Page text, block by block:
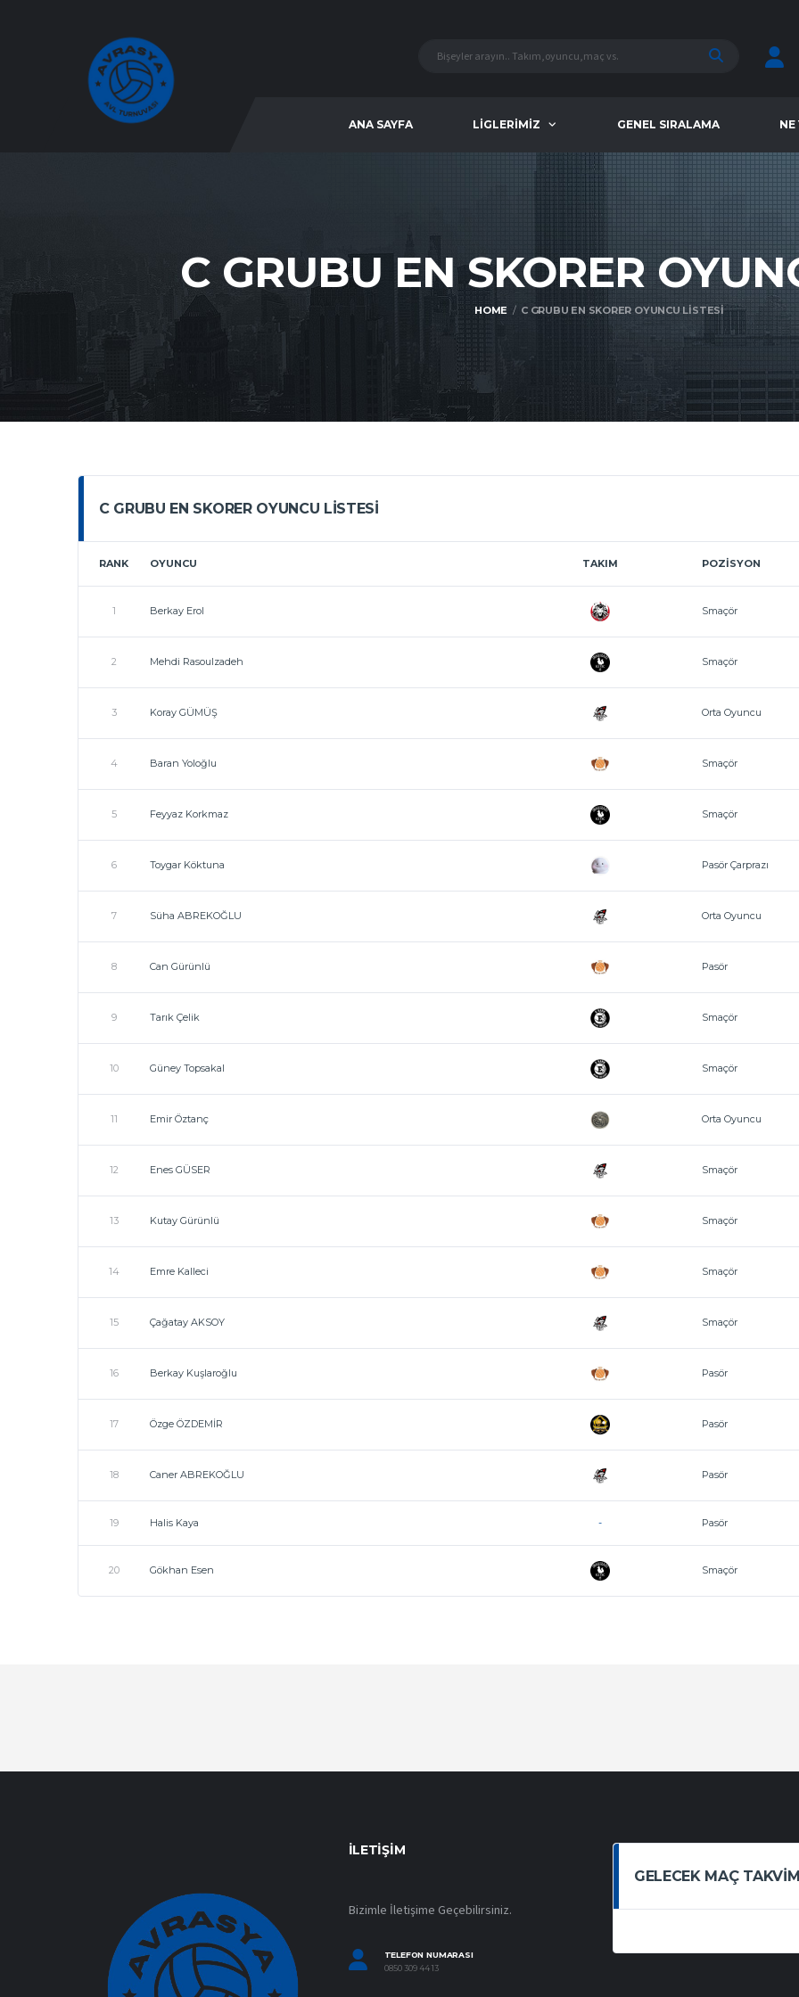
ANA SAYFA LIGLERIMIZ GENEL SIRALAMA NE
C GRUBU EN SKORER
HOME C GRUBU EN SKORER OYUNCU LISTESI
C GRUBU EN SKORER OYUNCU LISTESI
RANK OYUNCU TAKIM POZISYON
1 Berkay Erol Smaçör
2 Mehdi Rasoulzadeh Smaçör
3 Koray GÜMÜŞ Orta Oyuncu
4 Baran Yoloğlu Smaçör
5 Feyyaz Korkmaz Smaçör
6 Toygar Köktuna Pasör Çarprazı
7 Süha ABREKOĞLU Orta Oyuncu
8 Can Gürünlü Pasör
9 Tarık Çelik Smaçör
10 Güney Topsakal Smaçör
11 Emir Öztanç Orta Oyuncu
12 Enes GÜSER Smaçör
13 Kutay Gürünlü Smaçör
14 Emre Kalleci Smaçör
15 Çağatay AKSOY Smaçör
16 Berkay Kuşlaroğlu Pasör
17 Özge ÖZDEMİR Pasör
18 Caner ABREKOĞLU Pasör
19 Halis Kaya - Pasör
20 Gökhan Esen Smaçör
İLETIŞIM
Bizimle İletişime Geçebilirsiniz.
TELEFON NUMARASI
0850 309 44 13
GELECEK MAÇ